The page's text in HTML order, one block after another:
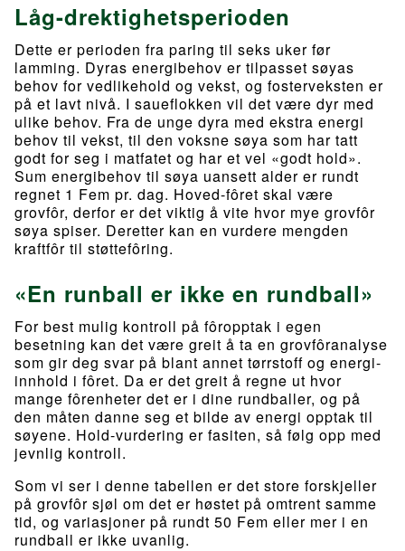
Låg-drektighetsperioden
Dette er perioden fra paring til seks uker før
lamming. Dyras energibehov er tilpasset søyas
behov for vedlikehold og vekst, og fosterveksten er
på et lavt nivå. I saueflokken vil det være dyr med
ulike behov. Fra de unge dyra med ekstra energi
behov til vekst, til den voksne søya som har tatt
godt for seg i matfatet og har et vel «godt hold».
Sum energibehov til søya uansett alder er rundt
regnet 1 Fem pr. dag. Hoved-fôret skal være
grovfôr, derfor er det viktig å vite hvor mye grovfôr
søya spiser. Deretter kan en vurdere mengden
kraftfôr til støttefôring.
«En runball er ikke en rundball»
For best mulig kontroll på fôropptak i egen
besetning kan det være greit å ta en grovfôranalyse
som gir deg svar på blant annet tørrstoff og energi-
innhold i fôret. Da er det greit å regne ut hvor
mange fôrenheter det er i dine rundballer, og på
den måten danne seg et bilde av energi opptak til
søyene. Hold-vurdering er fasiten, så følg opp med
jevnlig kontroll.
Som vi ser i denne tabellen er det store forskjeller
på grovfôr sjøl om det er høstet på omtrent samme
tid, og variasjoner på rundt 50 Fem eller mer i en
rundball er ikke uvanlig.